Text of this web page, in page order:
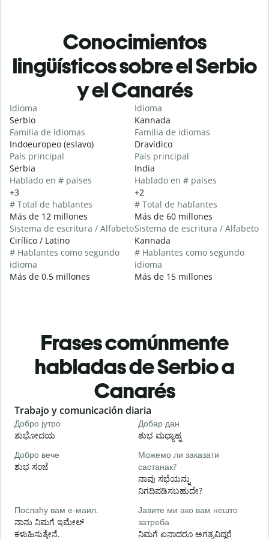
Conocimientos
lingüísticos sobre el Serbio
y el Canarés
Idioma
Serbio
Familia de idiomas
Indoeuropeo (eslavo)
País principal
Serbia
Hablado en # países
+3
# Total de hablantes
Más de 12 millones
Sistema de escritura / Alfabeto
Cirílico / Latino
# Hablantes como segundo
idioma
Más de 0,5 millones
Idioma
Kannada
Familia de idiomas
Dravídico
País principal
India
Hablado en # países
+2
# Total de hablantes
Más de 60 millones
Sistema de escritura / Alfabeto
Kannada
# Hablantes como segundo
idioma
Más de 15 millones
Frases comúnmente
habladas de Serbio a
Canarés
Slide 1 of 6
Trabajo y comunicación diaria
Добро јутро
ಶುಭೋದಯ
Добар дан
ಶುಭ ಮಧ್ಯಾಹ್ನ
Добро вече
ಶುಭ ಸಂಜೆ
Можемо ли заказати
састанак?
ನಾವು ಸಭೆಯನ್ನು
ನಿಗದಿಪಡಿಸಬಹುದೇ?
Послаћу вам е-маил.
ನಾನು ನಿಮಗೆ ಇಮೇಲ್
ಕಳುಹಿಸುತ್ತೇನೆ.
Јавите ми ако вам нешто
затреба
ನಿಮಗೆ ಏನಾದರೂ ಅಗತ್ಯವಿದ್ದರೆ